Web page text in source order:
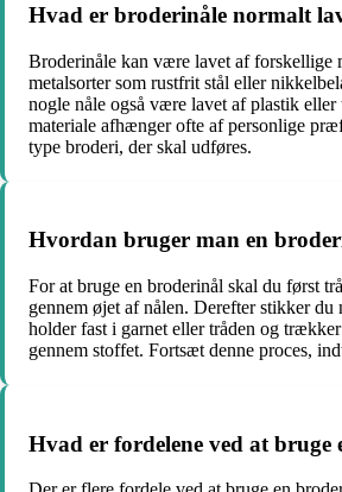
Hvad er broderinåle normalt
Broderinåle kan være lavet af forskellige
metalsorter som rustfrit stål eller
nogle nåle også være lavet af plastik
materiale afhænger ofte af personlige
type broderi, der skal udføres.
Hvordan bruger man en
For at bruge en broderinål skal du først
gennem øjet af nålen. Derefter stikker du
holder fast i garnet eller tråden og
gennem stoffet. Fortsæt denne proces,
Hvad er fordelene ved at bruge